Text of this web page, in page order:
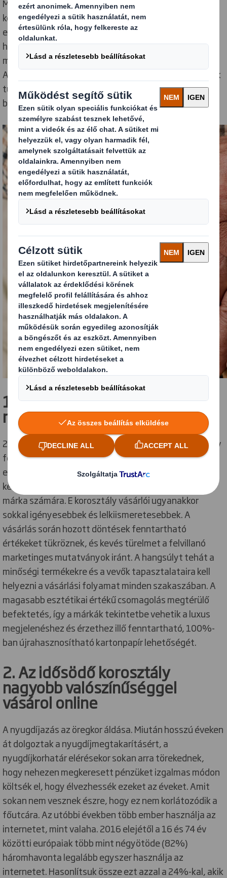
Minden vállalkozásnak ilyen pozitív hozzáállással
kellene megközelítenie az öregedést, különösen, mivel
ez egy növekvő piac. A csomagolással kapcsolatos
hibák azonban jelentős korlátozó tényezők. Tehát,
mivel kell a vállalkozásoknak tisztában lenniük?
Alábbiakban öt dologról lesz szó, amelyet mindenkinek
tudnia kellene, valamint olyan tippekről, amelyek
biztosítják, hogy az Ön terméke célba találjon.
1. Az öregedés egyre
megszokottabb.
2017 végére a bolygó lakóinak csaknem negyede 50 év
feletti lesz. Az életmód szempontjából ez óriási
eltolódás, a vállalkozásoknak pedig ezt pozitívan kell
kezelniük, mivel hatalmas lehetőséget jelent számos
márka számára. E korosztály vásárlói ugyanakkor
sokkal igényesebbek és lelkiismeretesebbek. A
vásárlás során hozott döntések fenntartható
értékeket tükröznek, és kevés türelmet a felvillanó
marketinges mutatványok iránt. A hangsúlyt tehát a
minőségi termékekre és a vevők tapasztalataira kell
helyezni a vásárlási folyamat minden szakaszában. A
magasabb esztétikai értékű csomagolás megtérülő
befektetés, így a márkák tekintetbe vehetik a luxus
megjelenéshez és érzethez illő fenntartható, 100%-
ban újrahasznosítható kartonpapír lehetőségét.
2. Az idősödő korosztály
nagyobb valószínűséggel
vásárol online
A nyugdíjazás az öregkor áldása. Miután hosszú éveken
át dolgoztak a nyugdíjmegtakarításért, a
nyugdíjkorhatár elérésekor sokan arra törekednek,
hogy nehezen megkeresett pénzüket izgalmas módon
költsék el, hogy élvezhessék ezeket az éveket. Amit
sokan nem vesznek észre, hogy ez nem korlátozódik a
főutcára. Az utóbbi években több ember használja az
internetet, mint valaha. 2016 elejétől a 16 és 74 év
közötti európaiak több mint négyötöde (82%)
háromhavonta legalább egyszer használja az
internetet. Hasonlítsuk össze ezt azzal a 24%-kal, akik